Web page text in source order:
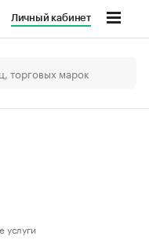
Личный кабинет
услуги